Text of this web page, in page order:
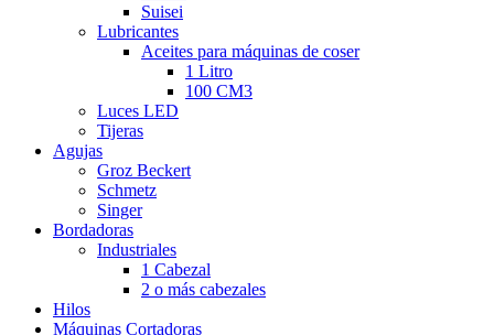
Suisei
Lubricantes
Aceites para máquinas de coser
1 Litro
100 CM3
Luces LED
Tijeras
Agujas
Groz Beckert
Schmetz
Singer
Bordadoras
Industriales
1 Cabezal
2 o más cabezales
Hilos
Máquinas Cortadoras